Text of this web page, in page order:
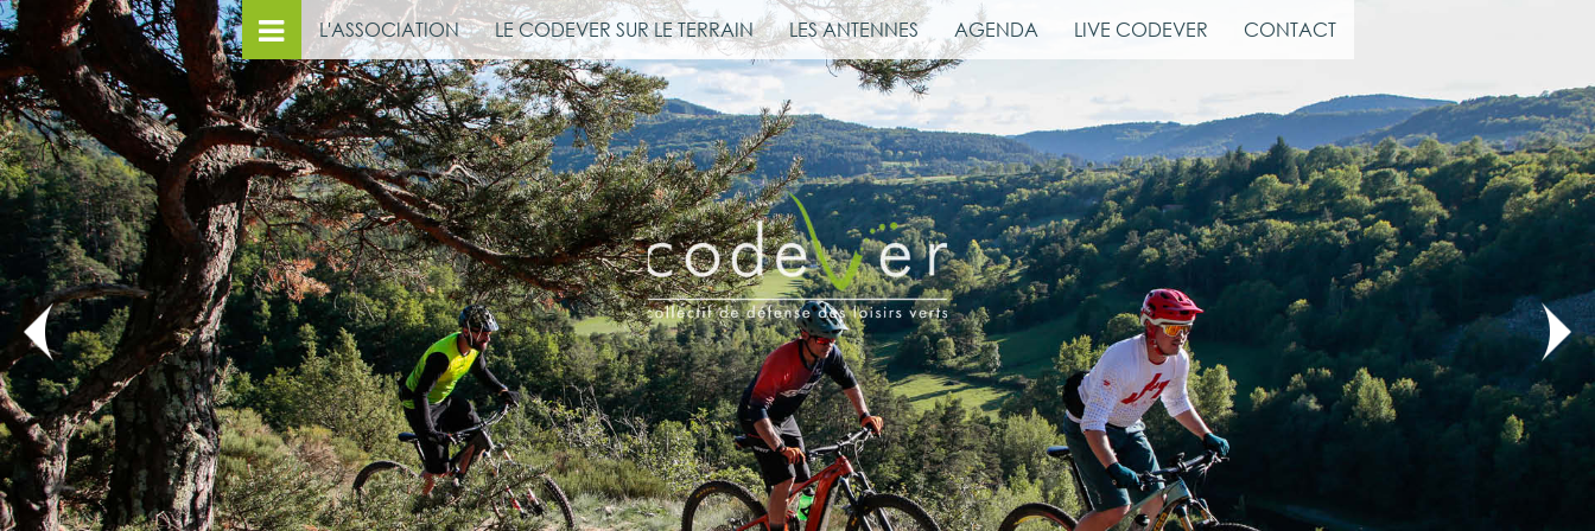
L'ASSOCIATION LE CODEVER SUR LE TERRAIN LES ANTENNES AGENDA LIVE CODEVER CONTACT